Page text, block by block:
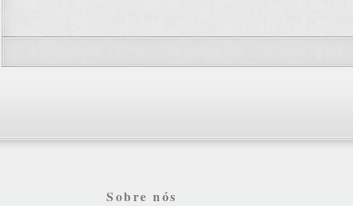
Sobre nós